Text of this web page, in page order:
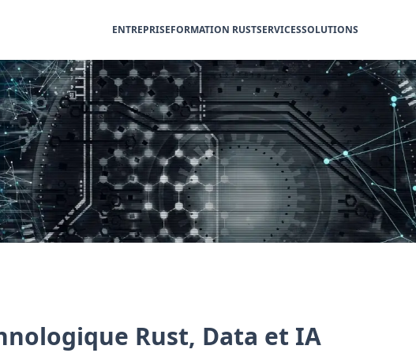
ENTREPRISEFORMATION RUSTSERVICESSOLUTIONS
Rust, Data et IA